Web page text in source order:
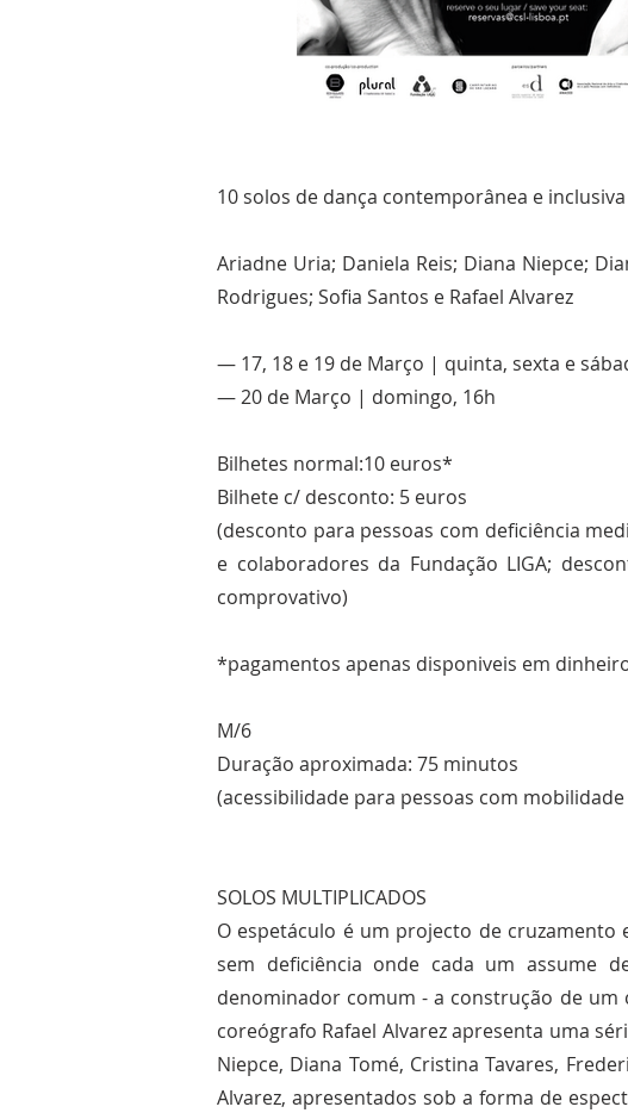
10 solos de dança contemporânea e
Ariadne Uria; Daniela Reis; Diana Niepce;
Rodrigues; Sofia Santos e Rafael Alvarez
— 17, 18 e 19 de Março | quinta, sexta e
​— 20 de Março | domingo, 16h
Bilhetes normal:10 euros*
Bilhete c/ desconto: 5 euros
(desconto para pessoas com deficiência
e colaboradores da Fundação LIGA;
comprovativo)
*pagamentos apenas disponiveis em
M/6
Duração aproximada: 75 minutos
(acessibilidade para pessoas com
SOLOS MULTIPLICADOS
O espetáculo é um projecto de
sem deficiência onde cada um assume
denominador comum - a construção de
coreógrafo Rafael Alvarez apresenta uma
Niepce, Diana Tomé, Cristina Tavares,
Alvarez, apresentados sob a forma de